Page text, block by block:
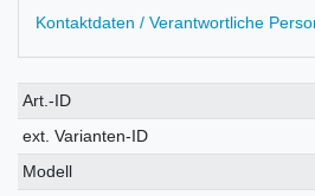
Kontaktdaten / Verantwortliche
Technisches
Merkmal
Wert
Art.-ID
ext. Varianten-ID
Modell